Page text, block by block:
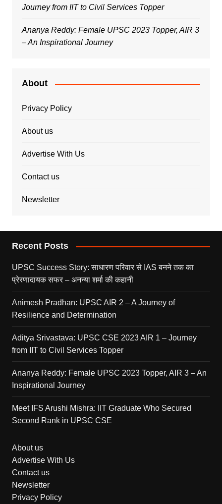
Journey from IIT to Civil Services Topper
Ananya Reddy: Female UPSC 2023 Topper, AIR 3
– An Inspirational Journey
About
Privacy Policy
About us
Advertise With Us
Contact us
Newsletter
Recent Posts
UPSC Success Story: साधारण परिवार से IAS बनने तक का
प्रेरणादायक सफर – अनन्या शर्मा की कहानी
Animesh Pradhan: UPSC AIR 2 – A Journey of
Resilience and Determination
Aditya Srivastava: UPSC CSE 2023 AIR 1 – Journey
from IIT to Civil Services Topper
Ananya Reddy: Female UPSC 2023 Topper, AIR 3 – An
Inspirational Journey
Meet IFS Arushi Mishra: IIT Graduate Who Secured
Second Rank in UPSC CSE
About us
Advertise With Us
Contact us
Newsletter
Privacy Policy